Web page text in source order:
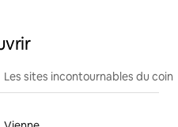
Les sites incontournables du coin